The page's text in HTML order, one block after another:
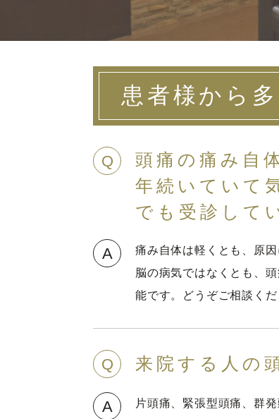
患者様から
Q
頭痛の痛み自
年続いていて
でも受診して
A
痛み自体は軽くとも、原
脳の病気ではなくとも、
能です。どうぞご相談くだ
Q 来院する人の
A
片頭痛、緊張型頭痛、群